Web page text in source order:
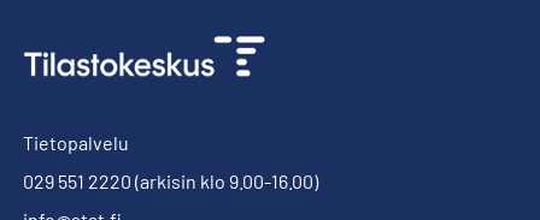
Tietopalvelu
029 551 2220 (arkisin klo 9.00-16.00)